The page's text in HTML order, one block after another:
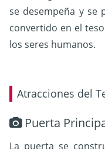
se desempeña y se
convertido en el
los seres humanos.
Atracciones del
Puerta
La puerta se